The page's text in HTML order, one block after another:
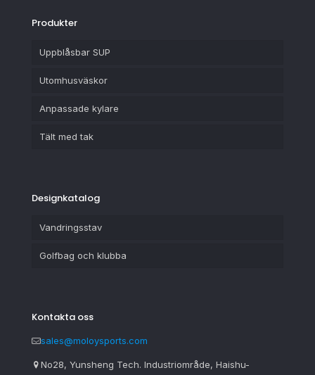
Produkter
Uppblåsbar SUP
Utomhusväskor
Anpassade kylare
Tält med tak
Designkatalog
Vandringsstav
Golfbag och klubba
Kontakta oss
sales@moloysports.com
No28, Yunsheng Tech. Industriområde, Haishu-